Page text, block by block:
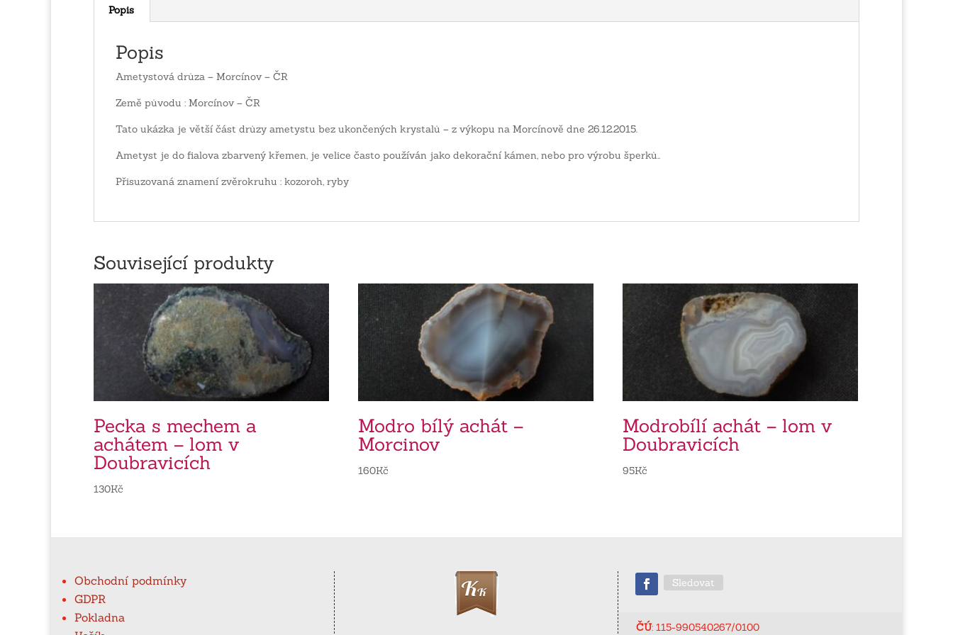
Popis
Popis
Ametystová drůza – Morcínov – ČR
Země původu : Morcínov – ČR
Tato ukázka je větší část drůzy ametystu bez ukončených krystalů – z výkopu na Morcínově dne 26.12.2015.
Ametyst je do fialova zbarvený křemen, je velice často používán jako dekorační kámen, nebo pro výrobu šperků..
Přisuzovaná znamení zvěrokruhu : kozoroh, ryby
Související produkty
Pecka s mechem a
achátem – lom v
Doubravicích
130Kč
Modro bílý achát –
Morcinov
160Kč
Modrobílí achát – lom v
Doubravicích
95Kč
Obchodní podmínky
GDPR
Pokladna
Sledovat
ČÚ: 115-990540267/0100